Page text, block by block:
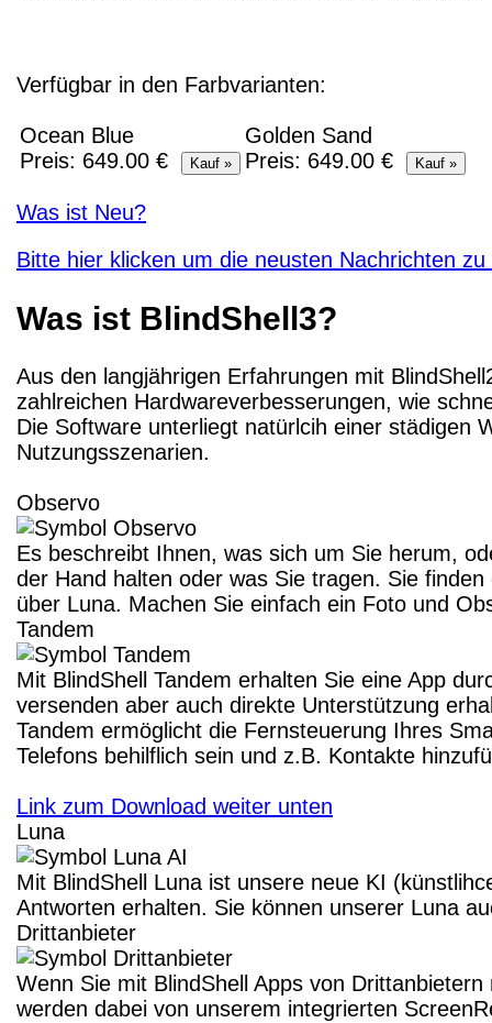
Verfügbar in den Farbvarianten:
Ocean Blue
Preis: 649.00 €
Golden Sand
Preis: 649.00 €
Was ist Neu?
Bitte hier klicken um die neusten Nachrichten
Was ist BlindShell3?
Aus den langjährigen Erfahrungen mit
zahlreichen Hardwareverbesserungen, wie
Die Software unterliegt natürlcih einer städigen
Nutzungsszenarien.
Observo
Es beschreibt Ihnen, was sich um Sie herum,
der Hand halten oder was Sie tragen. Sie
über Luna. Machen Sie einfach ein Foto und
Tandem
Mit BlindShell Tandem erhalten Sie eine App
versenden aber auch direkte Unterstützung
Tandem ermöglicht die Fernsteuerung Ihres
Telefons behilflich sein und z.B. Kontakte
Link zum Download weiter unten
Luna
Mit BlindShell Luna ist unsere neue KI
Antworten erhalten. Sie können unserer Luna
Drittanbieter
Wenn Sie mit BlindShell Apps von
werden dabei von unserem integrierten